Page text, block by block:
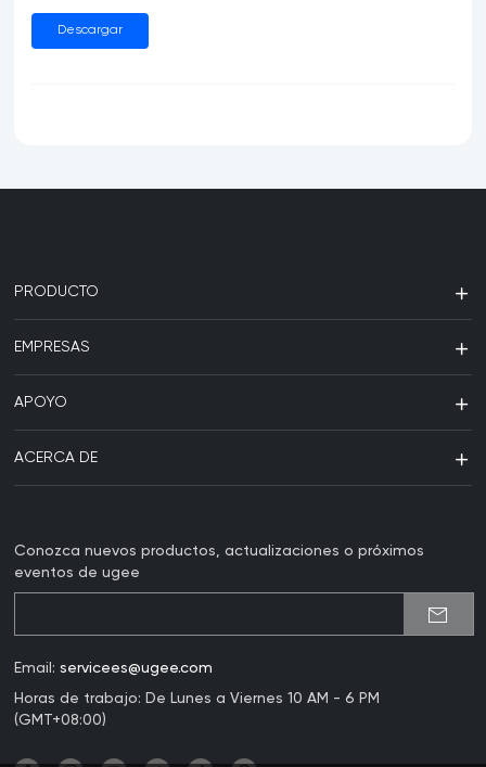
Descargar
PRODUCTO
EMPRESAS
APOYO
ACERCA DE
Conozca nuevos productos, actualizaciones o próximos
eventos de ugee
Email:servicees@ugee.com
Horas de trabajo: De Lunes a Viernes 10 AM - 6 PM
(GMT+08:00)